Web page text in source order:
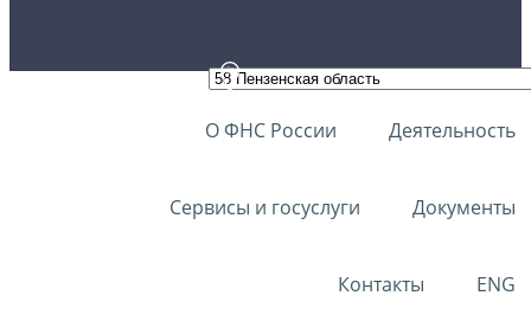
О ФНС России Деятельность
Сервисы и госуслуги Документы
Контакты ENG